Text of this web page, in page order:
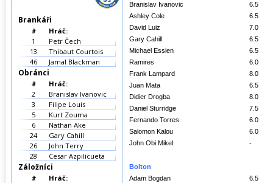
Branislav Ivanovic
6.5
Ashley Cole
6.5
David Luiz
7.0
Gary Cahill
6.5
Michael Essien
6.5
Ramires
6.0
Frank Lampard
8.0
Juan Mata
6.5
Didier Drogba
8.0
Daniel Sturridge
7.5
Fernando Torres
6.0
Salomon Kalou
6.0
John Obi Mikel
-
Bolton
Adam Bogdan
6.5
Brankáři
#
Hráč:
1
Petr Čech
13
Thibaut Courtois
46
Jamal Blackman
Obránci
#
Hráč:
2
Branislav Ivanovic
3
Filipe Louis
5
Kurt Zouma
6
Nathan Ake
24
Gary Cahill
26
John Terry
28
Cesar Azpilicueta
Záložníci
#
Hráč: